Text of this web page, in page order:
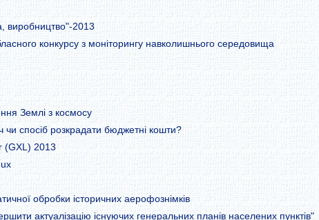
виробництво"-2013
конкурсу з моніторингу навколишнього середовища
Землі з космосу
чи спосіб розкрадати бюджетні кошти?
(GXL) 2013
обробки історичних аерофознімків
актуалізацію існуючих генеральних планів населених пунктів"